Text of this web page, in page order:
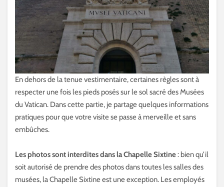
En dehors de la tenue vestimentaire, certaines règles sont à
respecter une fois les pieds posés sur le sol sacré des Musées
du Vatican. Dans cette partie, je partage quelques informations
pratiques pour que votre visite se passe à merveille et sans
embûches.
Les photos sont interdites dans la Chapelle Sixtine: bien qu’il
soit autorisé de prendre des photos dans toutes les salles des
musées, la Chapelle Sixtine est une exception. Les employés